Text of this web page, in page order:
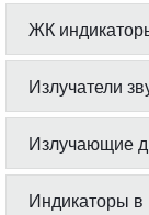
ЖК
Излучатели
Излучающие
Индикаторы в